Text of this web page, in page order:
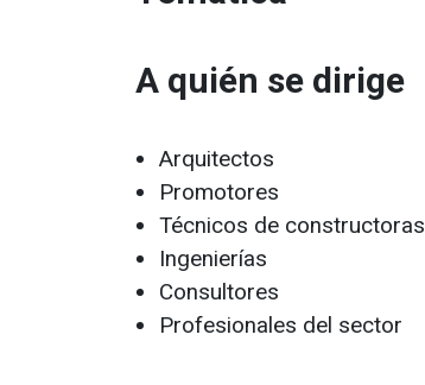
A quién se dirige
Arquitectos
Promotores
Técnicos de constructoras
Ingenierías
Consultores
Profesionales del sector